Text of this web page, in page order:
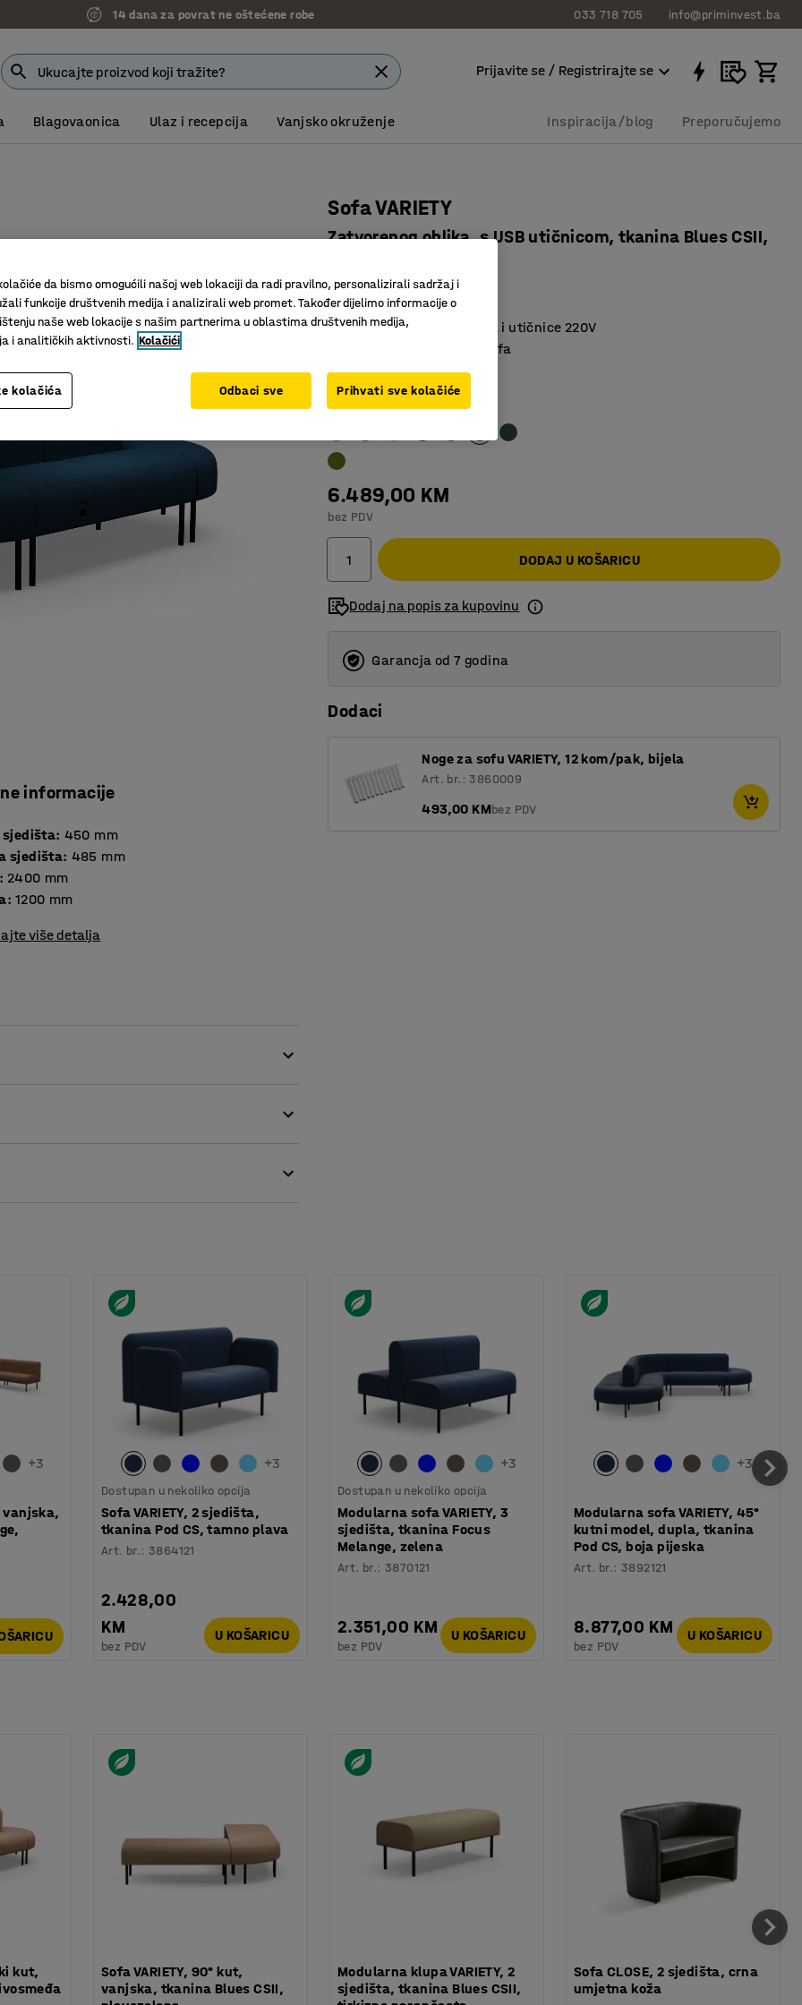
14 dana za povrat ne oštećene robe 033 718 705 info@priminvest.ba
Prijavite se / Registrirajte se
Blagovaonica Ulaz i recepcija Vanjsko okruženje Inspiracija/blog Preporučujemo
informacije
sjedišta: 450 mm
sjedišta: 485 mm
: 2400 mm
: 1200 mm
više detalja
računala možete puniti tamo gdje
Ima okrugle noge s navojima koji
da je udobno sjediti, čak i dulje vrijeme.
presvučena je izdržljivom tkaninom prema
veličina. Serija namještaja se sastoji
drugim namještajem na više načina za
Sofa VARIETY
Zatvorenog oblika, s USB utičnicom, tkanina Blues CSII,
Art. br.:3898106
Integrirana USB utičnica i utičnice 220V
Prostrana i praktična sofa
Izdržljiv materijal
Boja
6.489,00 KM
bez PDV
DODAJ U KOŠARICU
Dodaj na popis za kupovinu
Garancja od 7 godina
Dodaci
Noge za sofu VARIETY, 12 kom/pak, bijela
Art. br.: 3860009
493,00 KMbez PDV
+3
vanjska,
+3
Dostupan u nekoliko opcija
Sofa VARIETY, 2 sjedišta,
tkanina Pod CS, tamno plava
Art. br.:3864121
2.428,00
KM
bez PDV
U KOŠARICU
+3
Dostupan u nekoliko opcija
Modularna sofa VARIETY, 3
sjedišta, tkanina Focus
Melange, zelena
Art. br.:3870121
2.351,00 KM
bez PDV
U KOŠARICU
+3
Modularna sofa VARIETY, 45°
kutni model, dupla, tkanina
Pod CS, boja pijeska
Art. br.:3892121
8.877,00 KM
bez PDV
U KOŠARICU
kut,
Sofa VARIETY, 90° kut,
vanjska, tkanina Blues CSII,
Modularna klupa VARIETY, 2
sjedišta, tkanina Blues CSII,
Sofa CLOSE, 2 sjedišta, crna
umjetna koža
da bismo omogućili našoj web lokaciji da radi pravilno, personalizirali sadržaj i
funkcije društvenih medija i analizirali web promet. Također dijelimo informacije o
naše web lokacije s našim partnerima u oblastima društvenih medija,
i analitičkih aktivnosti. Kolačići
kolačića Odbaci sve Prihvati sve kolačiće